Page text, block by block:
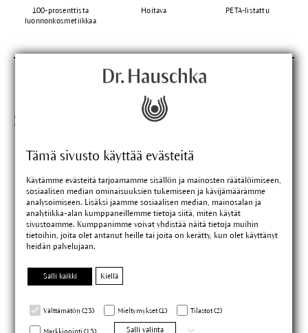
Tämä sivusto käyttää evästeitä
Käytämme evästeitä tarjoamamme sisällön ja mainosten räätälöimiseen,
sosiaalisen median ominaisuuksien tukemiseen ja kävijämäärämme
analysoimiseen. Lisäksi jaamme sosiaalisen median, mainosalan ja
analytiikka-alan kumppaneillemme tietoja siitä, miten käytät
sivustoamme. Kumppanimme voivat yhdistää näitä tietoja muihin
tietoihin, joita olet antanut heille tai joita on kerätty, kun olet käyttänyt
heidän palvelujaan.
Salli kaikki Kiellä
Välttämätön (23) Mieltymykset (1) Tilastot (2)
Markkinointi (13) Salli valinta
100-prosenttista
luonnonkosmetiikkaa
Hoitava PETA-listattu
Sopivat tuotteet